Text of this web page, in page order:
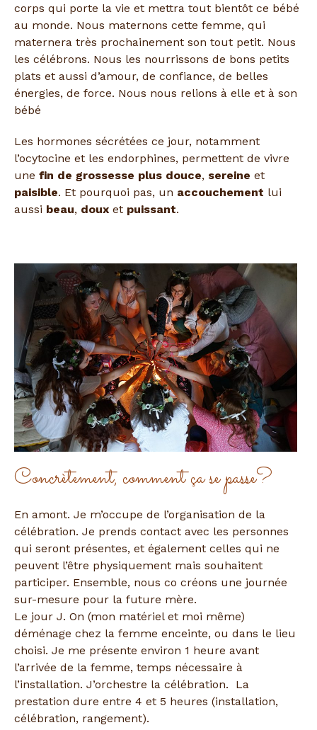
corps qui porte la vie et mettra tout bientôt ce bébé
au monde. Nous maternons cette femme, qui
maternera très prochainement son tout petit. Nous
les célébrons. Nous les nourrissons de bons petits
plats et aussi d’amour, de confiance, de belles
énergies, de force. Nous nous relions à elle et à son
bébé
Les hormones sécrétées ce jour, notamment
l’ocytocine et les endorphines, permettent de vivre
une fin de grossesse plus douce, sereine et
paisible. Et pourquoi pas, un accouchement lui
aussi beau, doux et puissant.
Concrètement, comment ça se passe?
En amont. Je m’occupe de l’organisation de la
célébration. Je prends contact avec les personnes
qui seront présentes, et également celles qui ne
peuvent l’être physiquement mais souhaitent
participer. Ensemble, nous co créons une journée
sur-mesure pour la future mère.
Le jour J. On (mon matériel et moi même)
déménage chez la femme enceinte, ou dans le lieu
choisi. Je me présente environ 1 heure avant
l’arrivée de la femme, temps nécessaire à
l’installation. J’orchestre la célébration. La
prestation dure entre 4 et 5 heures (installation,
célébration, rangement).